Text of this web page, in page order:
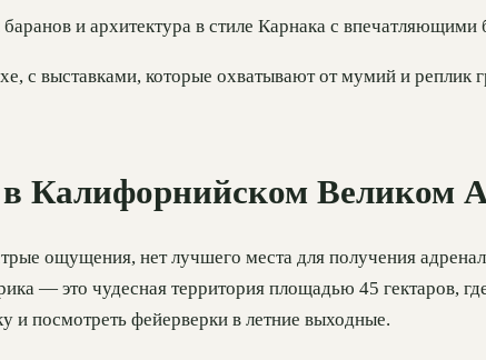
и архитектура в стиле Карнака с
с выставками, которые охватывают от мумий и реплик
в Калифорнийском Великом
ощущения, нет лучшего места для получения
— это чудесная территория площадью 45 гектаров,
и посмотреть фейерверки в летние выходные.